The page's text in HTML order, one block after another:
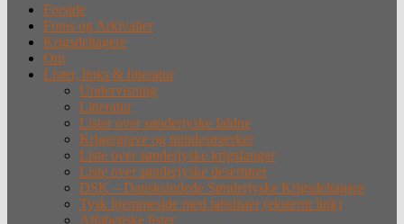
Forside
Fotos og Arkivalier
Krigsdeltagere
Om
Lister, links & litteratur
Undervisning
Litteratur
Lister over sønderjyske faldne
Krigergrave og mindesmærker
Liste over sønderjyske krigsfanger
Liste over sønderjyske desertører
DSK – Dansksindede Sønderjyske Krigsdeltagere
Tysk hjemmeside med tabslister (eksternt link)
Alfabetiske lister